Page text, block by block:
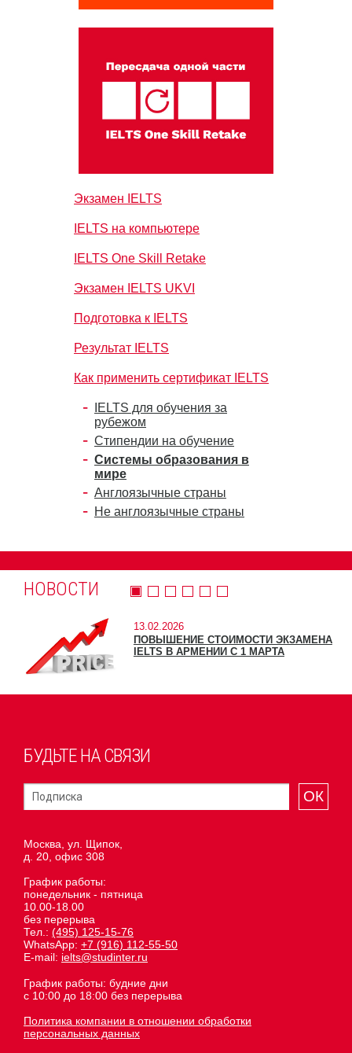
Экзамен IELTS
IELTS на компьютере
IELTS One Skill Retake
Экзамен IELTS UKVI
Подготовка к IELTS
Результат IELTS
Как применить сертификат IELTS
IELTS для обучения за
рубежом
Стипендии на обучение
Системы образования в
мире
Англоязычные страны
Не англоязычные страны
НОВОСТИ
13.02.2026
ПОВЫШЕНИЕ СТОИМОСТИ ЭКЗАМЕНА
IELTS В АРМЕНИИ С 1 МАРТА
БУДЬТЕ НА СВЯЗИ
ОК
Москва, ул. Щипок,
д. 20, офис 308
График работы:
понедельник - пятница
10.00-18.00
без перерыва
Тел.: (495) 125-15-76
WhatsApp: +7 (916) 112-55-50
E-mail: ielts@studinter.ru
График работы: будние дни
с 10:00 до 18:00 без перерыва
Политика компании в отношении обработки
персональных данных